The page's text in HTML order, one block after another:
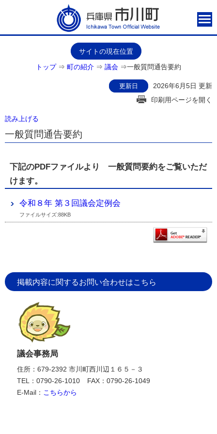
サイトの現在位置
トップ⇒ 町の紹介 ⇒ 議会 ⇒一般質問通告要約
更新日
2026年6月5日 更新
印刷用ページを開く
読み上げる
一般質問通告要約
下記のPDFファイルより 一般質問要約をご覧いただ
けます。
令和８年 第３回議会定例会
ファイルサイズ:88KB
掲載内容に関するお問い合わせはこちら
議会事務局
住所：679-2392 市川町西川辺１６５－３
TEL：0790-26-1010
FAX：0790-26-1049
E-Mail： こちらから